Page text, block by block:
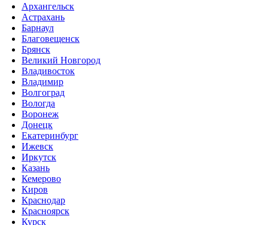
Архангельск
Астрахань
Барнаул
Благовещенск
Брянск
Великий Новгород
Владивосток
Владимир
Волгоград
Вологда
Воронеж
Донецк
Екатеринбург
Ижевск
Иркутск
Казань
Кемерово
Киров
Краснодар
Красноярск
Курск